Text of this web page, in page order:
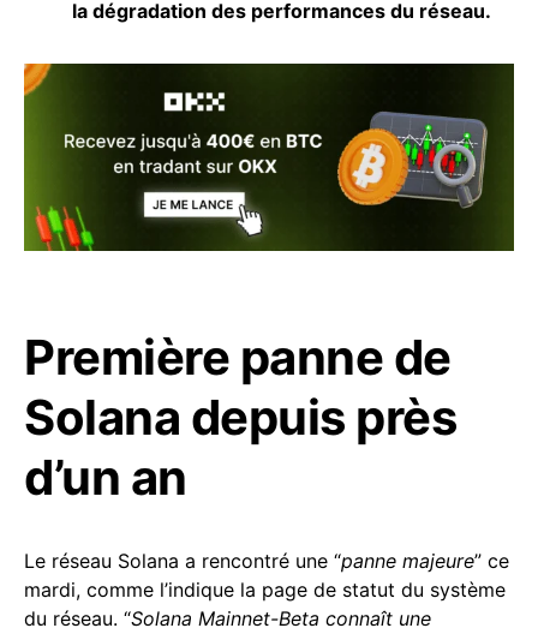
la dégradation des performances du réseau.
Première panne de
Solana depuis près
d’un an
Le réseau Solana a rencontré une “panne majeure” ce
mardi, comme l’indique la page de statut du système
du réseau. “Solana Mainnet-Beta connaît une